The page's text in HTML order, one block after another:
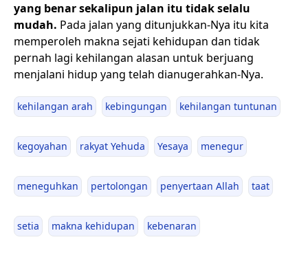
yang benar sekalipun jalan itu tidak selalu
mudah. Pada jalan yang ditunjukkan-Nya itu kita
memperoleh makna sejati kehidupan dan tidak
pernah lagi kehilangan alasan untuk berjuang
menjalani hidup yang telah dianugerahkan-Nya.
kehilangan arah kebingungan kehilangan tuntunan
kegoyahan rakyat Yehuda Yesaya menegur
meneguhkan pertolongan penyertaan Allah taat
setia makna kehidupan kebenaran